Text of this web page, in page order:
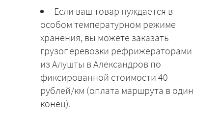
Если ваш товар нуждается в
особом температурном режиме
хранения, вы можете заказать
грузоперевозки рефрижераторами
из Алушты в Александров по
фиксированной стоимости 40
рублей/км (оплата маршрута в один
конец).